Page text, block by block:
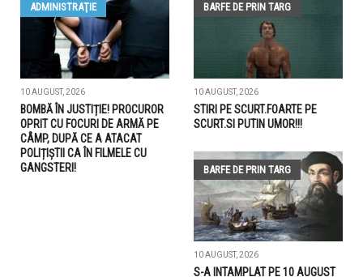
ADMINISTRAŢIE
10 AUGUST, 2026
BOMBĂ ÎN JUSTIȚIE! PROCUROR
OPRIT CU FOCURI DE ARMĂ PE
CÂMP, DUPĂ CE A ATACAT
POLIȚIȘTII CA ÎN FILMELE CU
GANGSTERI!
BARFE DE PRIN TARG
10 AUGUST, 2026
STIRI PE SCURT.FOARTE PE
SCURT.SI PUTIN UMOR!!!
BARFE DE PRIN TARG
10 AUGUST, 2026
S-A INTAMPLAT PE 10 AUGUST